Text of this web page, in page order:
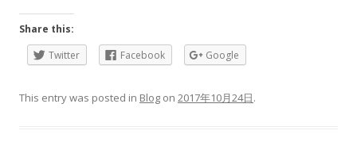
Share this:
Twitter
Facebook Google
This entry was posted in Blog on 2017年10月24日.